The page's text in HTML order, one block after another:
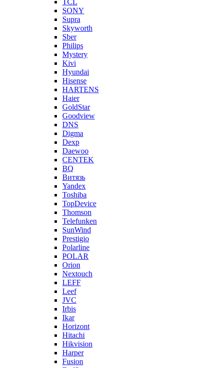
TCL
SONY
Supra
Skyworth
Sber
Philips
Mystery
Kivi
Hyundai
Hisense
HARTENS
Haier
GoldStar
Goodview
DNS
Digma
Dexp
Daewoo
CENTEK
BQ
Витязь
Yandex
Toshiba
TopDevice
Thomson
Telefunken
SunWind
Prestigio
Polarline
POLAR
Orion
Nextouch
LEFF
Leef
JVC
Irbis
Ikar
Horizont
Hitachi
Hikvision
Harper
Fusion